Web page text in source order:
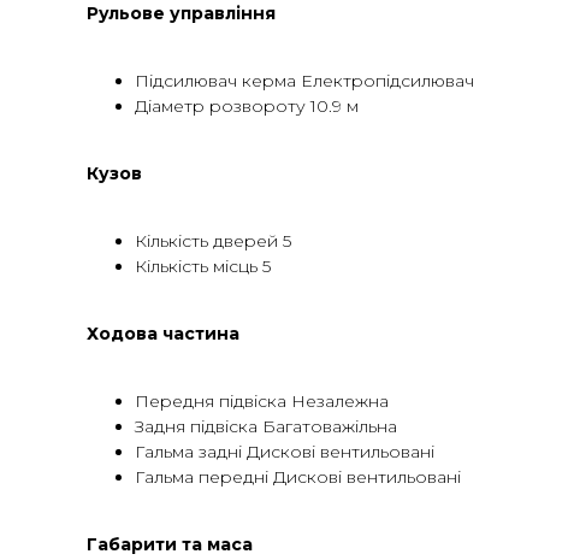
Рульове управління
Підсилювач керма Електропідсилювач
Діаметр розвороту 10.9 м
Кузов
Кількість дверей 5
Кількість місць 5
Ходова частина
Передня підвіска Незалежна
Задня підвіска Багатоважільна
Гальма задні Дискові вентильовані
Гальма передні Дискові вентильовані
Габарити та маса